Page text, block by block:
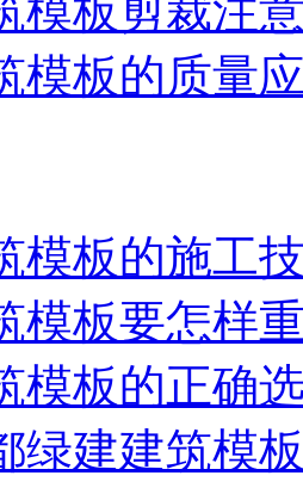
模板剪裁注
模板的质量
模板的施工
模板要怎样
模板的正确
绿建建筑模